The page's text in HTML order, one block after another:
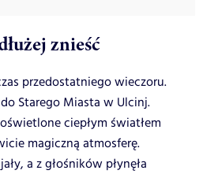
znieść
przedostatniego wieczoru.
Starego Miasta w Ulcinj.
ciepłym światłem
magiczną atmosferę.
a z głośników płynęła